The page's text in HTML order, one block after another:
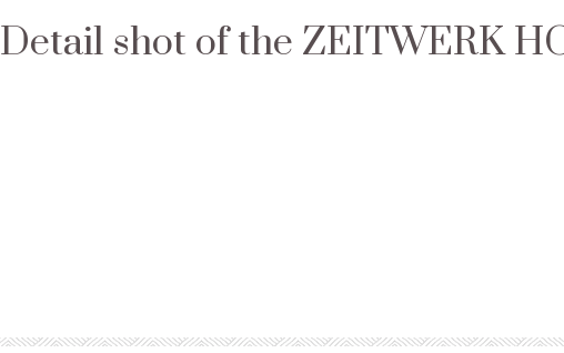
Detail shot of the ZEITWERK